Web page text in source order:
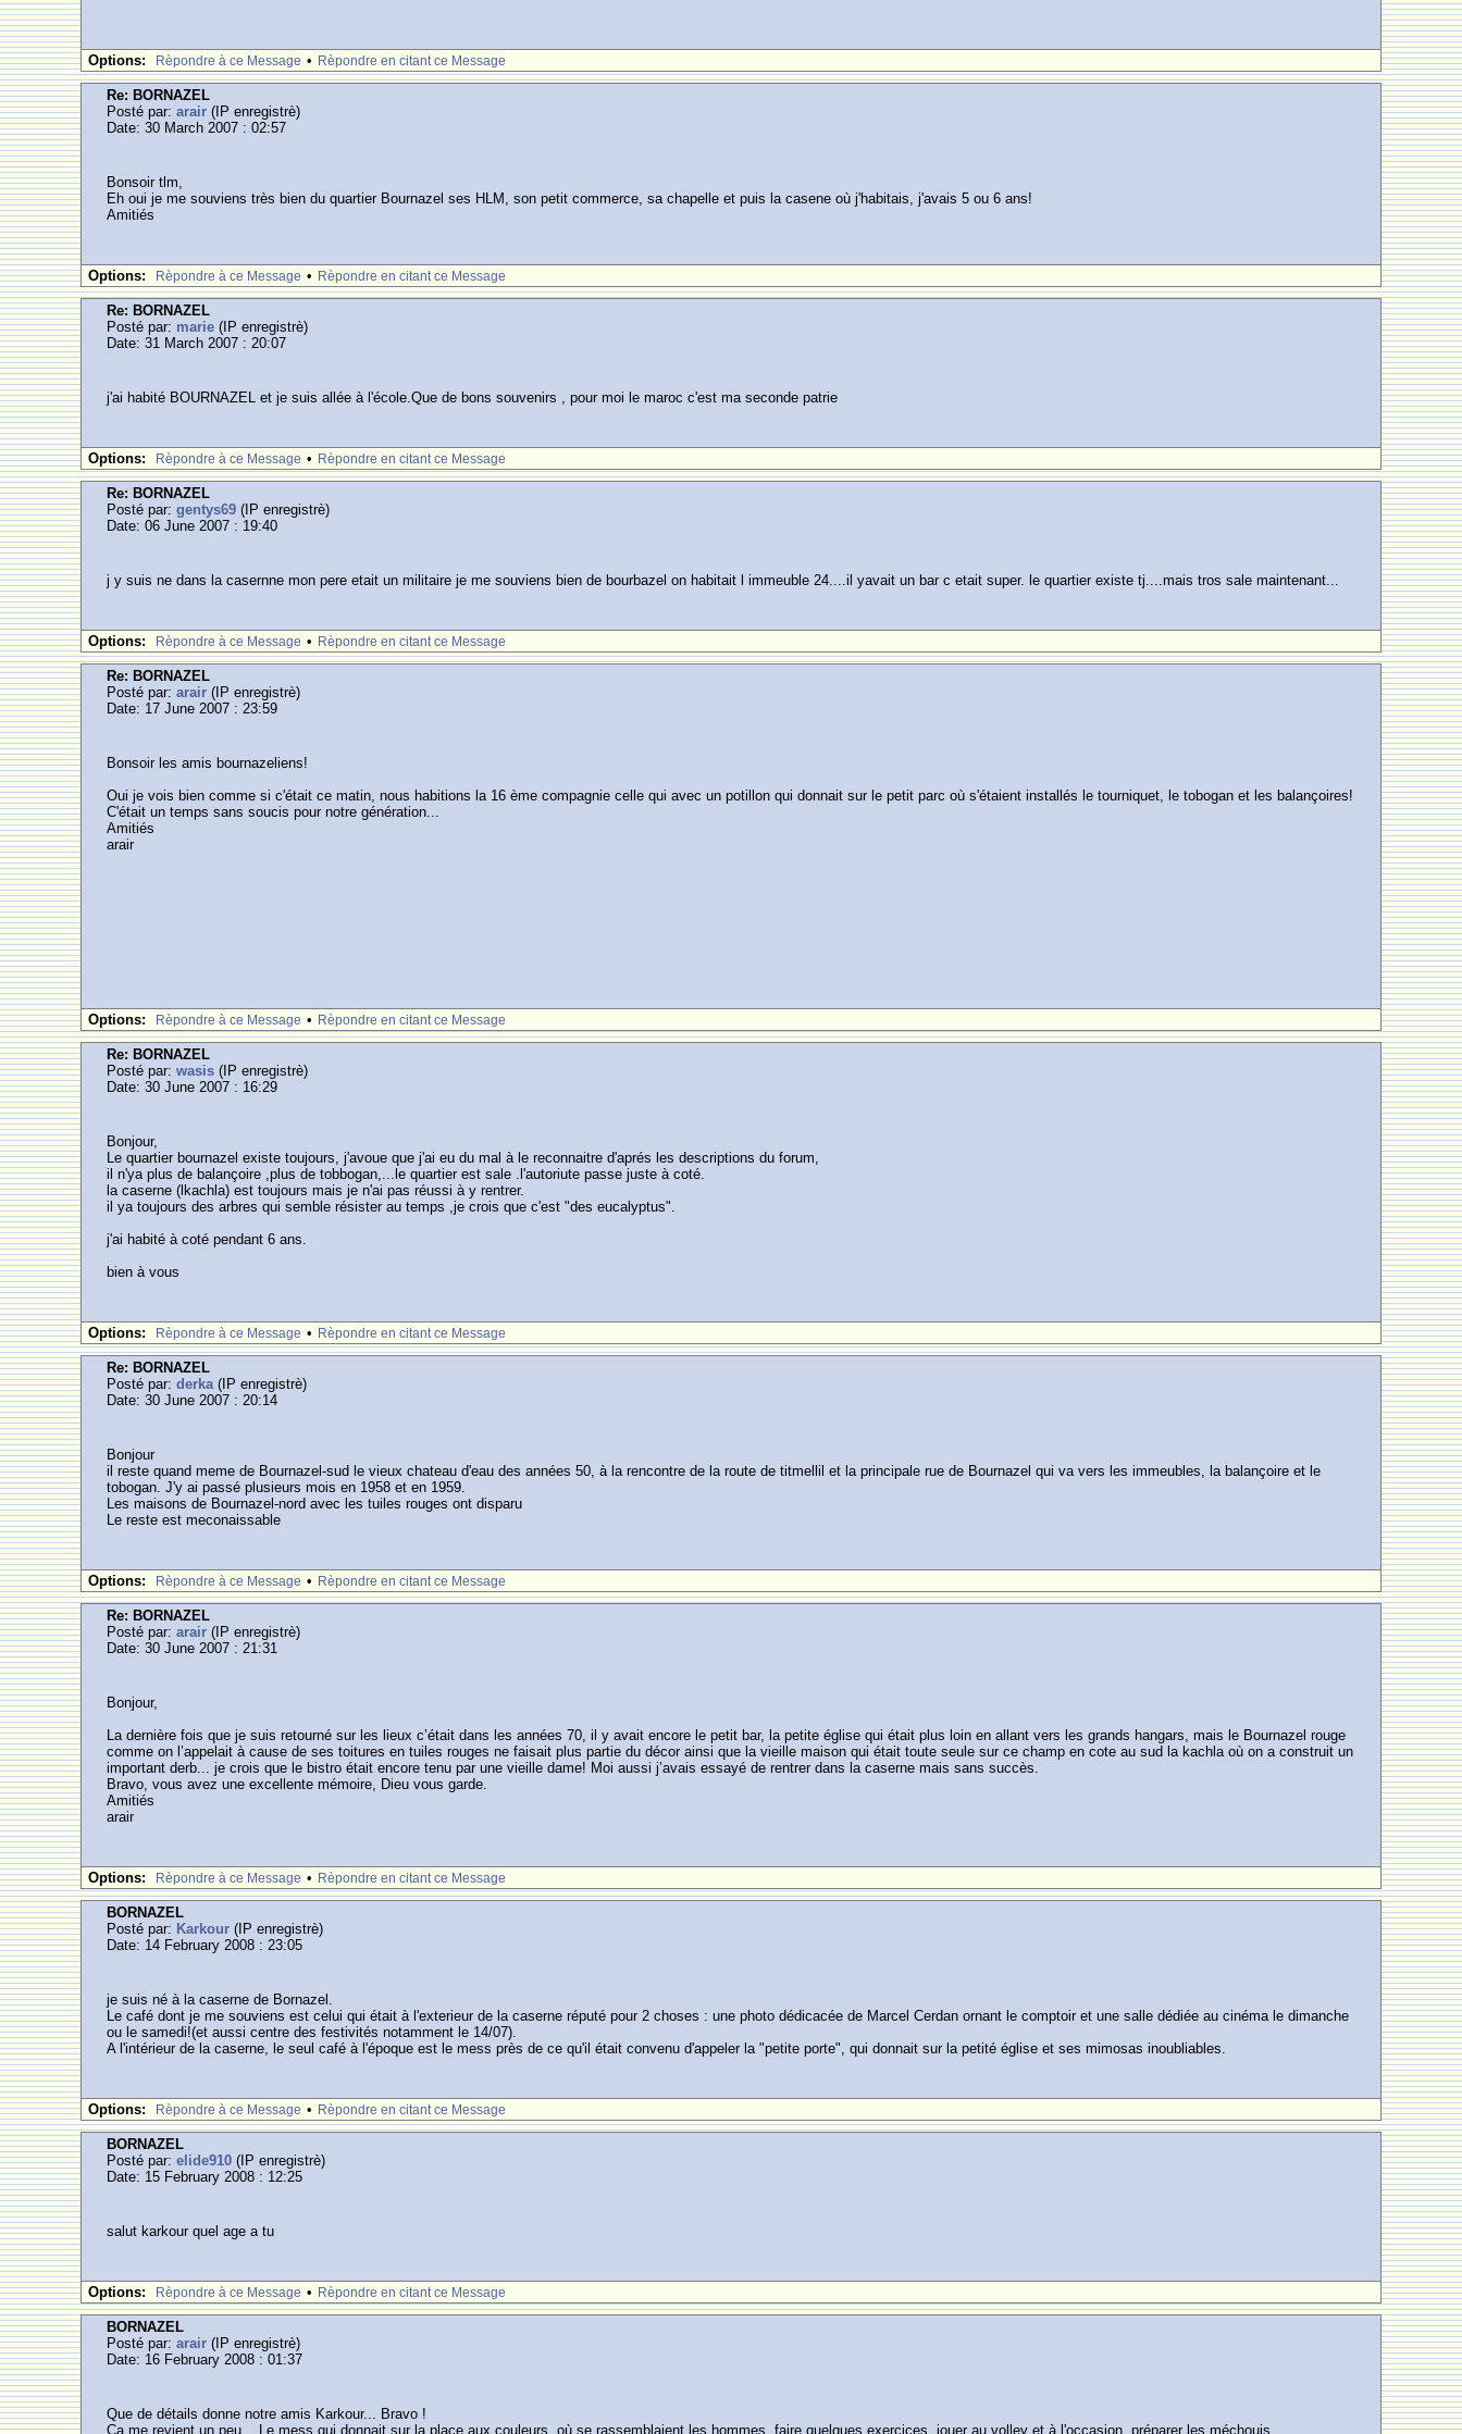
Options: Rèpondre à ce Message • Rèpondre en citant ce Message
Re: BORNAZEL
Posté par:arair (IP enregistrè)
Date: 30 March 2007 : 02:57
Bonsoir tlm,
Eh oui je me souviens très bien du quartier Bournazel ses HLM, son petit commerce, sa chapelle et puis la casene où j'habitais, j'avais 5 ou 6 ans!
Amitiés
Options: Rèpondre à ce Message • Rèpondre en citant ce Message
Re: BORNAZEL
Posté par: marie (IP enregistrè)
Date: 31 March 2007 : 20:07
j'ai habité BOURNAZEL et je suis allée à l'école.Que de bons souvenirs , pour moi le maroc c'est ma seconde patrie
Options: Rèpondre à ce Message • Rèpondre en citant ce Message
Re: BORNAZEL
Posté par:gentys69 (IP enregistrè)
Date: 06 June 2007 : 19:40
j y suis ne dans la casernne mon pere etait un militaire je me souviens bien de bourbazel on habitait l immeuble 24....il yavait un bar c etait super. le quartier existe tj....mais tros sale maintenant...
Options: Rèpondre à ce Message • Rèpondre en citant ce Message
Re: BORNAZEL
Posté par:arair (IP enregistrè)
Date: 17 June 2007 : 23:59
Bonsoir les amis bournazeliens!
Oui je vois bien comme si c'était ce matin, nous habitions la 16 ème compagnie celle qui avec un potillon qui donnait sur le petit parc où s'étaient installés le tourniquet, le tobogan et les balançoires!
C'était un temps sans soucis pour notre génération...
Amitiés
arair
Options: Rèpondre à ce Message • Rèpondre en citant ce Message
Re: BORNAZEL
Posté par:wasis (IP enregistrè)
Date: 30 June 2007 : 16:29
Bonjour,
Le quartier bournazel existe toujours, j'avoue que j'ai eu du mal à le reconnaitre d'aprés les descriptions du forum,
il n'ya plus de balançoire ,plus de tobbogan,...le quartier est sale .l'autoriute passe juste à coté.
la caserne (lkachla) est toujours mais je n'ai pas réussi à y rentrer.
il ya toujours des arbres qui semble résister au temps ,je crois que c'est "des eucalyptus".
j'ai habité à coté pendant 6 ans.
bien à vous
Options: Rèpondre à ce Message • Rèpondre en citant ce Message
Re: BORNAZEL
Posté par:derka(IP enregistrè)
Date: 30 June 2007 : 20:14
Bonjour
il reste quand meme de Bournazel-sud le vieux chateau d'eau des années 50, à la rencontre de la route de titmellil et la principale rue de Bournazel qui va vers les immeubles, la balançoire et le
tobogan. J'y ai passé plusieurs mois en 1958 et en 1959.
Les maisons de Bournazel-nord avec les tuiles rouges ont disparu
Le reste est meconaissable
Options: Rèpondre à ce Message • Rèpondre en citant ce Message
Re: BORNAZEL
Posté par:arair (IP enregistrè)
Date: 30 June 2007 : 21:31
Bonjour,
La dernière fois que je suis retourné sur les lieux c’était dans les années 70, il y avait encore le petit bar, la petite église qui était plus loin en allant vers les grands hangars, mais le Bournazel rouge
comme on l’appelait à cause de ses toitures en tuiles rouges ne faisait plus partie du décor ainsi que la vieille maison qui était toute seule sur ce champ en cote au sud la kachla où on a construit un
important derb... je crois que le bistro était encore tenu par une vieille dame! Moi aussi j’avais essayé de rentrer dans la caserne mais sans succès.
Bravo, vous avez une excellente mémoire, Dieu vous garde.
Amitiés
arair
Options: Rèpondre à ce Message • Rèpondre en citant ce Message
BORNAZEL
Posté par: Karkour (IP enregistrè)
Date: 14 February 2008 : 23:05
je suis né à la caserne de Bornazel.
Le café dont je me souviens est celui qui était à l'exterieur de la caserne réputé pour 2 choses : une photo dédicacée de Marcel Cerdan ornant le comptoir et une salle dédiée au cinéma le dimanche
ou le samedi!(et aussi centre des festivités notamment le 14/07).
A l'intérieur de la caserne, le seul café à l'époque est le mess près de ce qu'il était convenu d'appeler la "petite porte", qui donnait sur la petité église et ses mimosas inoubliables.
Options: Rèpondre à ce Message • Rèpondre en citant ce Message
BORNAZEL
Posté par:elide910 (IP enregistrè)
Date: 15 February 2008 : 12:25
salut karkour quel age a tu
Options: Rèpondre à ce Message • Rèpondre en citant ce Message
BORNAZEL
Posté par:arair (IP enregistrè)
Date: 16 February 2008 : 01:37
Que de détails donne notre amis Karkour... Bravo !
Ca me revient un peu... Le mess qui donnait sur la place aux couleurs, où se rassemblaient les hommes, faire quelques exercices, jouer au volley et à l'occasion, préparer les méchouis...